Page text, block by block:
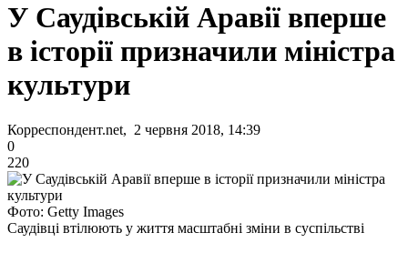
У Саудівській Аравії вперше
в історії призначили міністра
культури
Корреспондент.net, 2 червня 2018, 14:39
0
220
Фото: Getty Images
Саудівці втілюють у життя масштабні зміни в суспільстві